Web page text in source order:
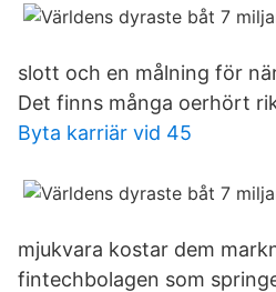
slott och en målning för
Det finns många oerhört
Byta karriär vid 45
mjukvara kostar dem
fintechbolagen som